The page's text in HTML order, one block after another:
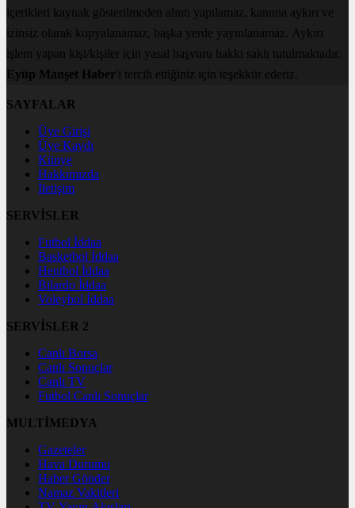
içerikleri kaynak gösterilmeden alıntı yapılamaz, kanuna aykırı ve
izinsiz olarak kopyalanamaz, başka yerde yayınlanamaz. Aykırı
işlem yapan kişi/kişiler için yasal başvuru hakkı saklı tutulmaktadır.
Eyüp Manşet Haber'i tercih ettiğiniz için teşekkür ederiz.
SAYFALAR
Üye Girişi
Üye Kaydı
Künye
Hakkımızda
İletişim
SERVİSLER
Futbol İddaa
Basketbol İddaa
Hentbol İddaa
Bilardo İddaa
Voleybol İddaa
SERVİSLER 2
Canlı Borsa
Canlı Sonuçlar
Canlı TV
Futbol Canlı Sonuçlar
MULTİMEDYA
Gazeteler
Hava Durumu
Haber Gönder
Namaz Vakitleri